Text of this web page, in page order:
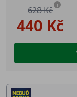
440 Kč
628 Kč i